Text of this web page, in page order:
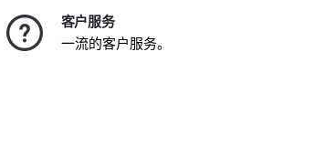
客户服务
一流的客户服务。